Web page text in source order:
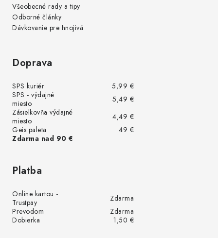
Všeobecné rady a tipy
Odborné články
Dávkovanie pre hnojivá
Doprava
SPS kuriér
5,99 €
SPS - výdajné
miesto
5,49 €
Zásielkovňa výdajné
miesto
4,49 €
Geis paleta
49 €
Zdarma nad 90 €
Platba
Online kartou -
Trustpay
Zdarma
Prevodom
Zdarma
Dobierka
1,50 €